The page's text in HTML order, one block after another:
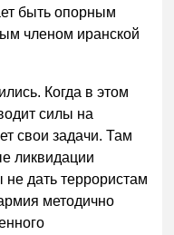
быть опорным
членом иранской
Когда в этом
силы на
свои задачи. Там
ликвидации
дать террористам
методично